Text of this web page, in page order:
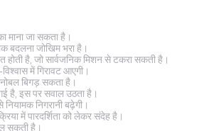
माना जा सकता है।
बदलना जोखिम भरा है।
होती है, जो सार्वजनिक मिशन से टकरा सकती है।
में गिरावट आएगी।
बिगड़ सकता है।
है, इस पर सवाल उठता है।
नियामक निगरानी बढ़ेगी।
में पारदर्शिता को लेकर संदेह है।
सकती है।